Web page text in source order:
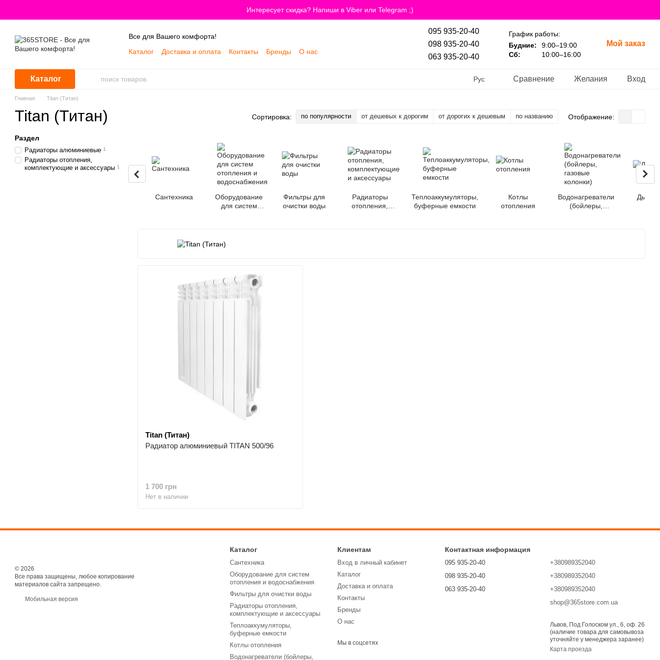
Интересует скидка? Напиши в Viber или Telegram ;)
Все для Вашего комфорта!
Каталог
Доставка и оплата Контакты Бренды О нас
095 935-20-40
098 935-20-40
063 935-20-40
График работы:
Будние:
9:00–19:00
Сб:
10:00–16:00
Мой заказ
Каталог Рус Сравнение Желания Вход
Главная Titan (Титан)
Titan (Титан) Сортировка: по популярности от дешевых к дорогим от дорогих к дешевым по названию Отображение:
Сантехника
Оборудование
для систем
Фильтры для
очистки воды
Радиаторы
отопления,
Теплоаккумуляторы,
буферные емкости
Котлы
отопления
Водонагреватели
(бойлеры,
Titan (Титан)
Радиатор алюминиевый TITAN 500/96
1 700 грн
Нет в наличии
Раздел
Радиаторы алюминиевые 1
Радиаторы отопления,
комплектующие и аксессуары 1
© 2026
Все права защищены, любое копирование
материалов сайта запрещено.
Мобильная версия
Каталог
Сантехника
Оборудование для систем
отопления и водоснабжения
Фильтры для очистки воды
Радиаторы отопления,
комплектующие и аксессуары
Теплоаккумуляторы,
буферные емкости
Котлы отопления
Водонагреватели (бойлеры,
Клиентам
Вход в личный кабинет
Каталог
Доставка и оплата
Контакты
Бренды
О нас
Мы в соцсетях
Контактная информация
095 935-20-40
098 935-20-40
063 935-20-40
+380989352040
+380989352040
+380989352040
shop@365store.com.ua
Львов, Под Голоском ул., 6, оф. 26
(наличие товара для самовывоза
уточняйте у менеджера заранее)
Карта проезда